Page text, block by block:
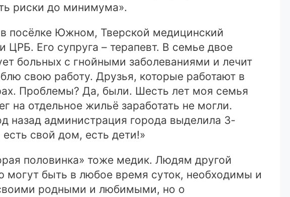
риски до минимума».
посёлке Южном, Тверской медицинский
ЦРБ. Его супруга – терапевт. В семье двое
больных с гнойными заболеваниями и лечит
свою работу. Друзья, которые работают в
Проблемы? Да, были. Шесть лет моя семья
на отдельное жильё заработать не могли.
назад администрация города выделила 3-
свой дом, есть дети!»
половинка» тоже медик. Людям другой
могут быть в любое время суток, необходимы и
родными и любимыми, но о